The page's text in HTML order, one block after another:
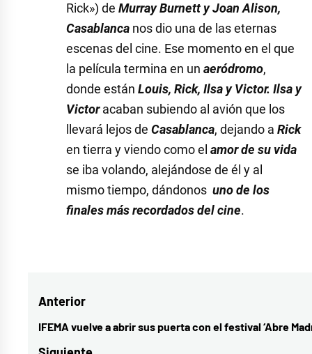
Rick») de Murray Burnett y Joan Alison,
Casablanca nos dio una de las eternas
escenas del cine. Ese momento en el que
la película termina en un aeródromo,
donde están Louis, Rick, Ilsa y Victor. Ilsa y
Victoracaban subiendo al avión que los
llevará lejos de Casablanca, dejando a Rick
en tierra y viendo como el amor de su vida
se iba volando, alejándose de él y al
mismo tiempo, dándonos uno de los
finales más recordados del cine.
Casablanca
cine,
Navegación
de
Anterior
Entrada
anterior:
IFEMA vuelve a abrir sus puerta con el festival ‘Abre